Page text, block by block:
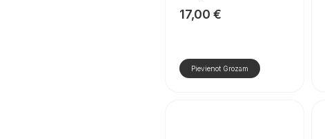
17,00 €
Pievienot Grozam